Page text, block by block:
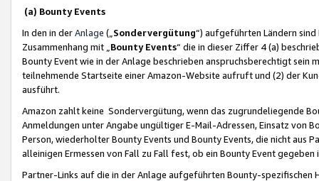
(a) Bounty Events
In den in derAnlage („ Sondervergütung“) aufgeführten Ländern
Zusammenhang mit „ Bounty Events“ die in dieser Ziffer 4 (a)
Bounty Event wie in der Anlage beschrieben anspruchsberechtigt sein
teilnehmende Startseite einer Amazon-Website aufruft und (2) der
ausführt.
Amazon zahlt keine Sondervergütung, wenn das zugrundeliegende
Anmeldungen unter Angabe ungültiger E-Mail-Adressen, Einsatz von
Person, wiederholter Bounty Events und Bounty Events, die nicht
alleinigen Ermessen von Fall zu Fall fest, ob ein Bounty Event
Partner-Links auf die in der Anlage aufgeführten Bounty-spezifischen